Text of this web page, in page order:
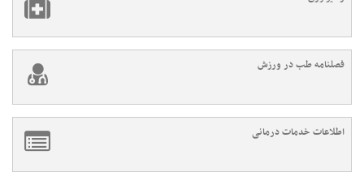
فصلنامه طب در ورزش
اطلاعات خدمات درمانی